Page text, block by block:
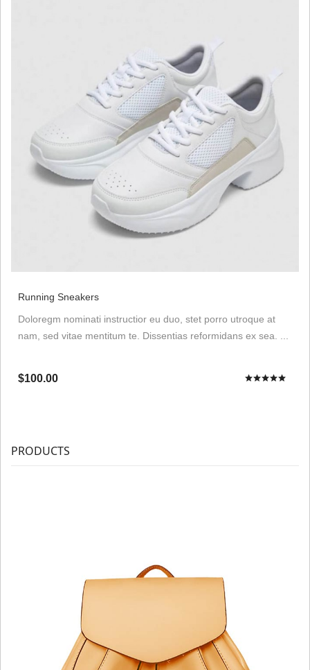
Running Sneakers
Doloregm nominati instructior eu duo, stet porro utroque at
nam, sed vitae mentitum te. Dissentias reformidans ex sea. ...
$100.00
PRODUCTS